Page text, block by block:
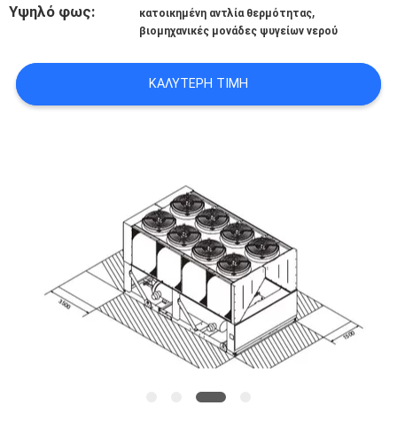
NEWS
Υψηλό φως: κατοικημένη αντλία θερμότητας,
βιομηχανικές μονάδες ψυγείων νερού
ΚΑΛΎΤΕΡΗ ΤΙΜΉ